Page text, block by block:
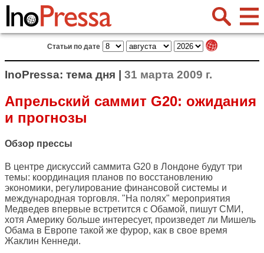
Статьи по дате
InoPressa: тема дня | 31 марта 2009 г.
Апрельский саммит G20: ожидания
и прогнозы
Обзор прессы
В центре дискуссий саммита G20 в Лондоне будут три
темы: координация планов по восстановлению
экономики, регулирование финансовой системы и
международная торговля. "На полях" мероприятия
Медведев впервые встретится с Обамой, пишут СМИ,
хотя Америку больше интересует, произведет ли Мишель
Обама в Европе такой же фурор, как в свое время
Жаклин Кеннеди.